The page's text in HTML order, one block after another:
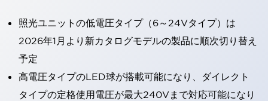
照光ユニットの低電圧タイプ（6～24Vタイプ）は
2026年1月より新カタログモデルの製品に順次切り替え
予定
高電圧タイプのLED球が搭載可能になり、ダイレクト
タイプの定格使用電圧が最大240Vまで対応可能になり